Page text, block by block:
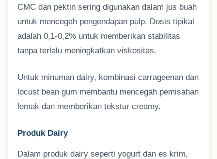
CMC dan pektin sering digunakan dalam jus buah
untuk mencegah pengendapan pulp. Dosis tipikal
adalah 0,1-0,2% untuk memberikan stabilitas
tanpa terlalu meningkatkan viskositas.
Untuk minuman dairy, kombinasi carrageenan dan
locust bean gum membantu mencegah pemisahan
lemak dan memberikan tekstur creamy.
Produk Dairy
Dalam produk dairy seperti yogurt dan es krim,